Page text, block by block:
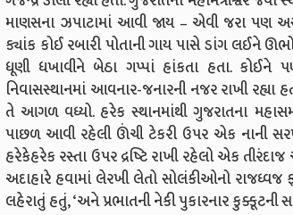
માણસના ઝપાટામાં આવી જાય – એવી જરા
ક્યાંક કોઈ રબારી પોતાની ગાય પાસે ડાંગ લઈને
ધૂણી ધખાવીને બેઠા ગપ્પાં હાંકતા હતા.
નિવાસસ્થાનમાં આવનાર-જનારની નજર રાખી રહ્યા
તે આગળ વધ્યો. હરેક સ્થાનમાંથી ગુજરાતના
પાછળ આવી રહેલી ઊંચી ટેકરી ઉપર એક નાની
હરેકેહરેક રસ્તા ઉપર દ્રષ્ટિ રાખી રહેલો એક
અદાહારે હવામાં લેરખી લેતો સોલંકીઓનો રાજધ્વજ
લહેરાતું હતું, ‘અને પ્રભાતની નેકી પુકારનાર કુક્કૂટની